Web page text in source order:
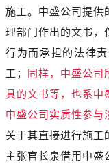
施工。中盛公司提供
理部门作出的文书，
行为而承担的法律
工； 同样，中盛公司
具的文书等，也系中
中盛公司实质性参
关于其直接进行施工
主张官长泉借用中盛